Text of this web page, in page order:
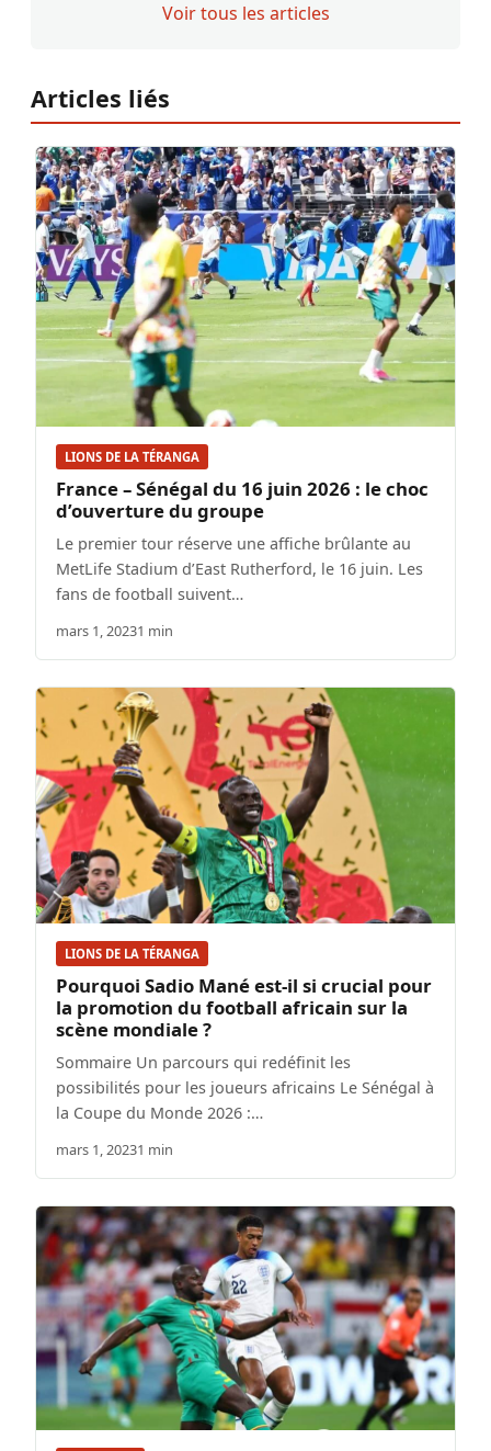
Voir tous les articles
Articles liés
LIONS DE LA TÉRANGA
France – Sénégal du 16 juin 2026 : le choc
d’ouverture du groupe
Le premier tour réserve une affiche brûlante au
MetLife Stadium d’East Rutherford, le 16 juin. Les
fans de football suivent…
mars 1, 20231 min
LIONS DE LA TÉRANGA
Pourquoi Sadio Mané est-il si crucial pour
la promotion du football africain sur la
scène mondiale ?
Sommaire Un parcours qui redéfinit les
possibilités pour les joueurs africains Le Sénégal à
la Coupe du Monde 2026 :…
mars 1, 20231 min